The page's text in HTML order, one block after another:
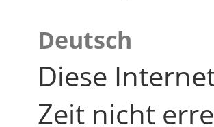
Deutsch
Diese
Zeit nicht